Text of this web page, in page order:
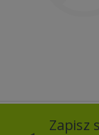
Zapisz